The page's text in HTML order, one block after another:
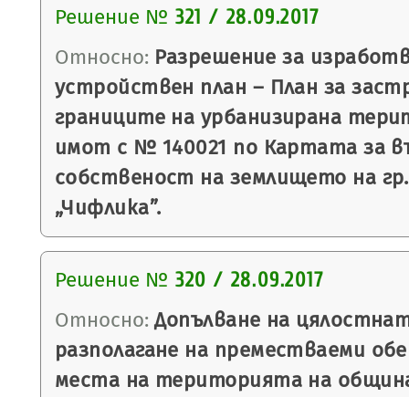
Решение № 321 / 28.09.2017
Относно: Разрешение за
устройствен план – План за
границите на урбанизирана
имот с № 140021 по Картата за
собственост на землището на
„Чифлика”.
Решение № 320 / 28.09.2017
Относно: Допълване на
разполагане на преместваеми
места на територията на